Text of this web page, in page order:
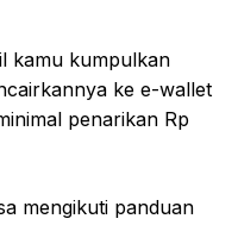
kamu kumpulkan
ke e-wallet
penarikan Rp
mengikuti panduan